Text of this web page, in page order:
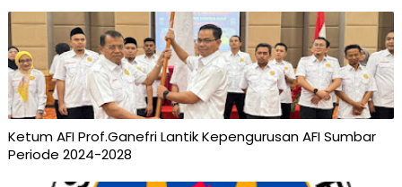
Ketum AFI Prof.Ganefri Lantik Kepengurusan AFI Sumbar
Periode 2024-2028